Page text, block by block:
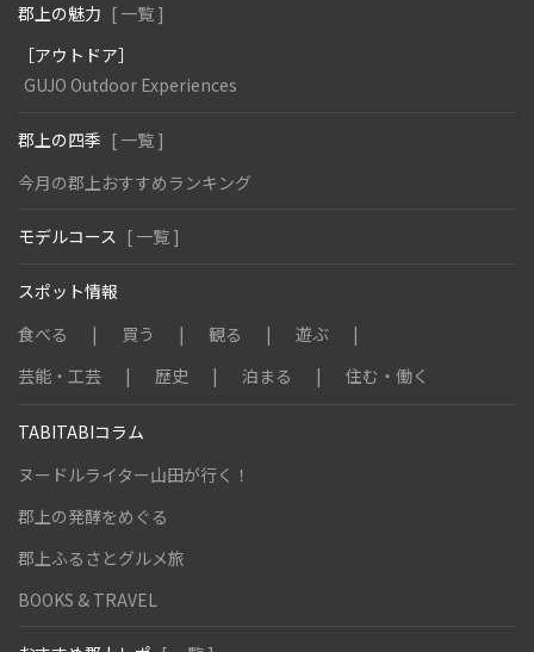
郡上の魅力 [ 一覧 ]
［アウトドア］
GUJO Outdoor Experiences
郡上の四季 [ 一覧 ]
今月の郡上おすすめランキング
モデルコース [ 一覧 ]
スポット情報
食べる
買う 観る
遊ぶ
芸能・工芸
歴史 泊まる 住む・働く
TABITABIコラム
ヌードルライター山田が行く！
郡上の発酵をめぐる
郡上ふるさとグルメ旅
BOOKS & TRAVEL